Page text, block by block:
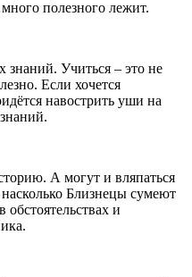
полезного лежит.
знаний. Учиться – это не
Если хочется
навострить уши на
А могут и вляпаться
Близнецы сумеют
обстоятельствах и